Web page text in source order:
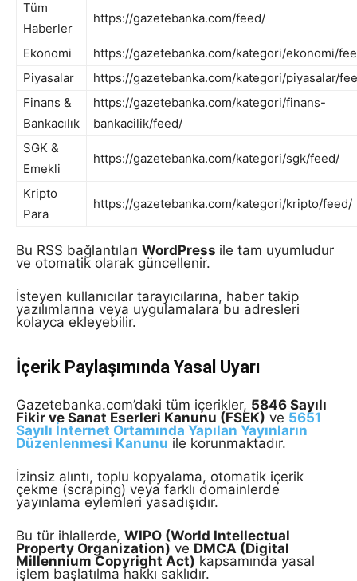
Tüm
Haberler
https://gazetebanka.com/feed/
Ekonomi
https://gazetebanka.com/kategori/ekonomi/
Piyasalar
https://gazetebanka.com/kategori/piyasalar/
Finans &
Bankacılık
https://gazetebanka.com/kategori/finans-
bankacilik/feed/
SGK &
Emekli
https://gazetebanka.com/kategori/sgk/feed/
Kripto
Para
https://gazetebanka.com/kategori/kripto/feed/
Bu RSS bağlantıları WordPress ile tam uyumludur
ve otomatik olarak güncellenir.
İsteyen kullanıcılar tarayıcılarına, haber takip
yazılımlarına veya uygulamalara bu adresleri
kolayca ekleyebilir.
İçerik Paylaşımında Yasal Uyarı
Gazetebanka.com’daki tüm içerikler, 5846 Sayılı
Fikir ve Sanat Eserleri Kanunu (FSEK) ve 5651
Sayılı İnternet Ortamında Yapılan Yayınların
Düzenlenmesi Kanunu ile korunmaktadır.
İzinsiz alıntı, toplu kopyalama, otomatik içerik
çekme (scraping) veya farklı domainlerde
yayınlama eylemleri yasadışıdır.
Bu tür ihlallerde, WIPO (World Intellectual
Property Organization) ve DMCA (Digital
Millennium Copyright Act) kapsamında yasal
işlem başlatılma hakkı saklıdır.